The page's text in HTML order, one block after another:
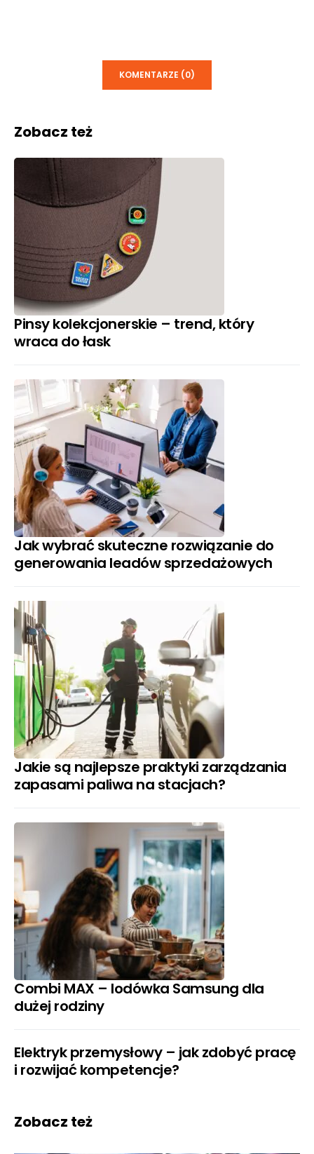
KOMENTARZE (0)
Zobacz też
Pinsy kolekcjonerskie – trend, który
wraca do łask
Jak wybrać skuteczne rozwiązanie do
generowania leadów sprzedażowych
Jakie są najlepsze praktyki zarządzania
zapasami paliwa na stacjach?
Combi MAX – lodówka Samsung dla
dużej rodziny
Elektryk przemysłowy – jak zdobyć pracę
i rozwijać kompetencje?
Zobacz też